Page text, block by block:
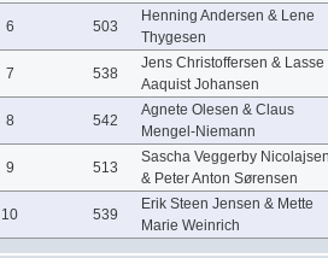
6 503
Henning Andersen & Lene
Thygesen
7 538
Jens Christoffersen & Lasse
Aaquist Johansen
8 542
Agnete Olesen & Claus
Mengel-Niemann
9 513
Sascha Veggerby
& Peter Anton Sørensen
10 539
Erik Steen Jensen & Mette
Marie Weinrich